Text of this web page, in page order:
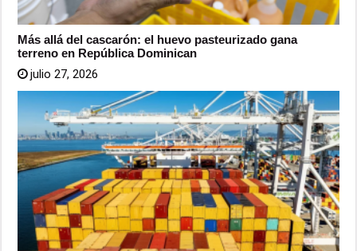
Más allá del cascarón: el huevo pasteurizado gana
terreno en República Dominican
julio 27, 2026